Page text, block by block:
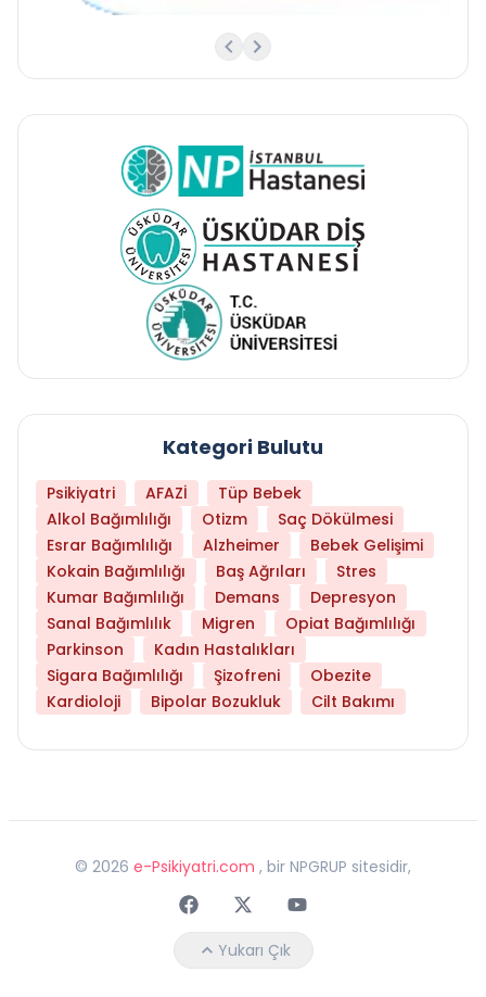
Kategori Bulutu
Psikiyatri AFAZİ
Tüp Bebek
Alkol Bağımlılığı
Otizm
Saç Dökülmesi
Esrar Bağımlılığı
Alzheimer
Bebek Gelişimi
Kokain Bağımlılığı
Baş Ağrıları
Stres
Kumar Bağımlılığı
Demans
Depresyon
Sanal Bağımlılık
Migren
Opiat Bağımlılığı
Parkinson
Kadın Hastalıkları
Sigara Bağımlılığı
Şizofreni
Obezite
Kardioloji
Bipolar Bozukluk Cilt Bakımı
© 2026 e-Psikiyatri.com , bir NPGRUP sitesidir,
FaceebokTwitterYoutube
Yukarı Çık